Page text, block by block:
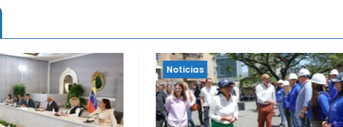
Noticias